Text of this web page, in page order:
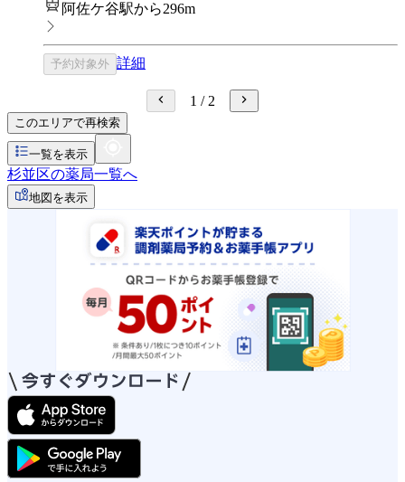
阿佐ケ谷駅から296m
予約対象外 詳細
1 / 2
このエリアで再検索
一覧を表示
杉並区の薬局一覧へ
地図を表示